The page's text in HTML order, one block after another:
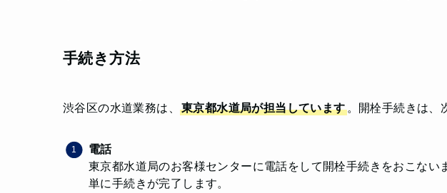
手続き方法
渋谷区の水道業務は、 東京都水道局が担当しています。開栓手続きは、
電話
東京都水道局のお客様センターに電話をして開栓手続きをおこない
単に手続きが完了します。